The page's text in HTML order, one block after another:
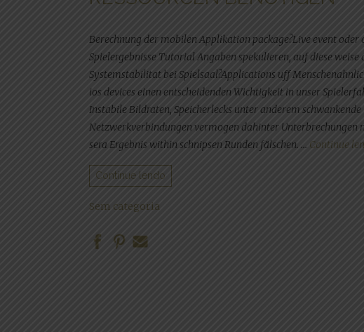
Berechnung der mobilen Applikation package?Live event
Spielergebnisse Tutorial Angaben spekulieren, auf diese weise
Systemstabilitat bei Spielsaal?Applications uff
ios devices einen entscheidenden Wichtigkeit in unser
Instabile Bildraten, Speicherlecks unter anderem schwankende
Netzwerkverbindungen vermogen dahinter Unterbrechungen
sera Ergebnis within schnipsen Runden fälschen. … Continue
Continue lendo
Sem categoria